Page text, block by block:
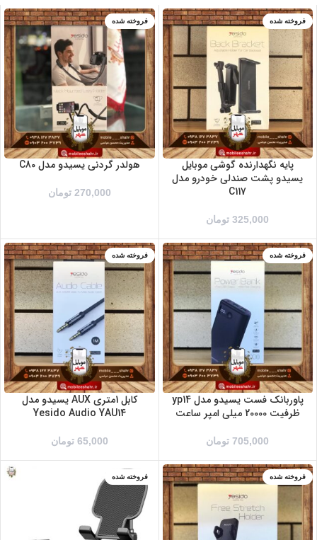
فروخته شده
پایه نگهدارنده گوشی موبایل
یسیدو پشت صندلی خودرو مدل
C117
325,000 تومان
فروخته شده
هولدر گردنی یسیدو مدل C80
270,000 تومان
فروخته شده
پاوربانک فست یسیدو مدل yp14
ظرفیت 20000 میلی امپر ساعت
705,000 تومان
فروخته شده
کابل 1متری AUX یسیدو مدل
Yesido Audio YAU14
65,000 تومان
فروخته شده فروخته شده